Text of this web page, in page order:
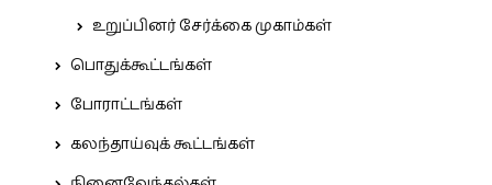
உறுப்பினர் சேர்க்கை முகாம்கள்
பொதுக்கூட்டங்கள்
போராட்டங்கள்
கலந்தாய்வுக் கூட்டங்கள்